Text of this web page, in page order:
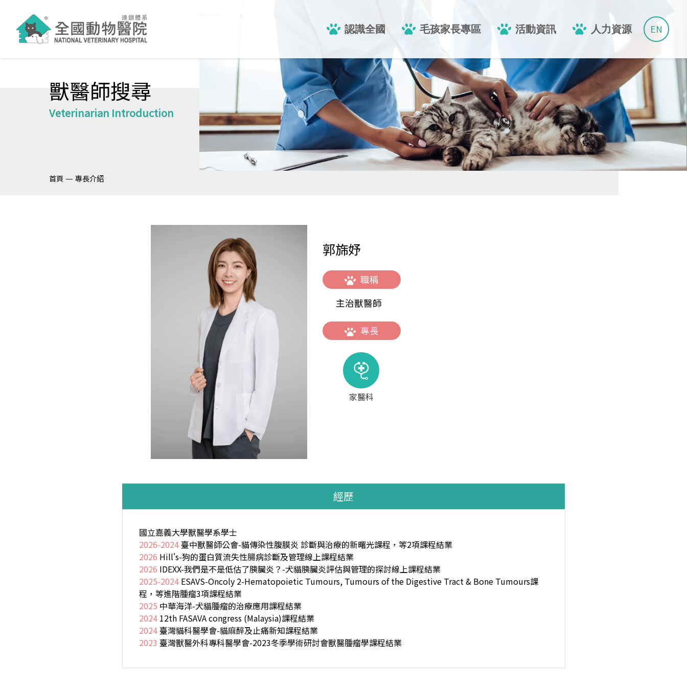
認識全國 毛孩家長專區 活動資訊 人力資源 EN
獸醫師搜尋
Veterinarian Introduction
首頁 — 專長介紹
郭旆妤
職稱
主治獸醫師
專長
家醫科
經歷
國立嘉義大學獸醫學系學士
2026-2024臺中獸醫師公會-貓傳染性腹膜炎 診斷與治療的新曙光課程，等2項課程結業
2026 Hill's-狗的蛋白質流失性腸病診斷及管理線上課程結業
2026 IDEXX-我們是不是低估了胰臟炎？-犬貓胰臟炎評估與管理的探討線上課程結業
2025-2024 ESAVS-Oncoly 2-Hematopoietic Tumours, Tumours of the Digestive Tract & Bone Tumours課
程，等進階腫瘤3項課程結業
2025 中華海洋-犬貓腫瘤的治療應用課程結業
2024 12th FASAVA congress (Malaysia)課程結業
2024臺灣貓科醫學會-貓麻醉及止痛新知課程結業
2023 臺灣獸醫外科專科醫學會-2023冬季學術研討會獸醫腫瘤學課程結業